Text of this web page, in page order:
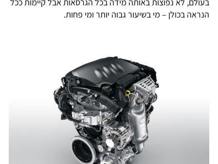
הנראה בכולן – מי בשיעור גבוה יותר ומי פחות.